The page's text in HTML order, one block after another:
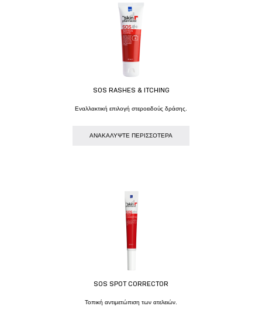
SOS RASHES & ITCHING
Eναλλακτική επιλογή στεροειδούς δράσης.
AΝΑΚΑΛΥΨΤΕ ΠΕΡΙΣΣΟΤΕΡΑ
SOS SPOT CORRECTOR
Τοπική αντιμετώπιση των ατελειών.